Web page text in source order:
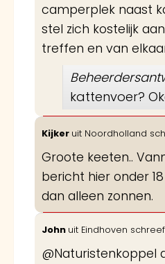
camperplek naast
stel zich kostelijk
treffen en van
kattenvoer?
Kijker uit Noordholland
Groote keeten..
bericht hier onder
dan alleen zonnen.
John uit Eindhoven
@Naturistenkoppel